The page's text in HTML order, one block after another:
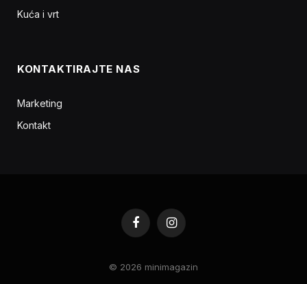
Kuća i vrt
KONTAKTIRAJTE NAS
Marketing
Kontakt
FacebookInstagram
© 2026 minimagazin